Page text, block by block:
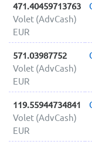
471.40459713763
Volet (AdvCash)
EUR
571.03987752
Volet (AdvCash)
EUR
119.55944734841
Volet (AdvCash)
EUR